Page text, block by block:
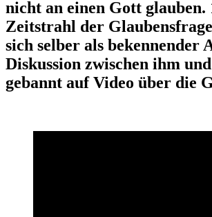
nicht an einen Gott
Zeitstrahl der
sich selber als bekennender
Diskussion zwischen ihm
gebannt auf Video über die